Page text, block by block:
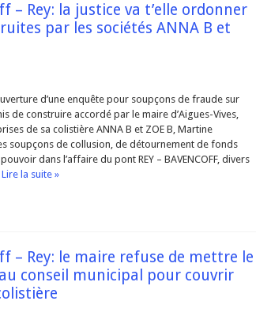
– Rey: la justice va t’elle ordonner
par les sociétés ANNA B et
d’une enquête pour soupçons de fraude sur
de construire accordé par le maire d’Aigues-Vives,
de sa colistière ANNA B et ZOE B, Martine
soupçons de collusion, de détournement de fonds
dans l’affaire du pont REY – BAVENCOFF, divers
Lire la suite »
– Rey: le maire refuse de mettre le
conseil municipal pour couvrir